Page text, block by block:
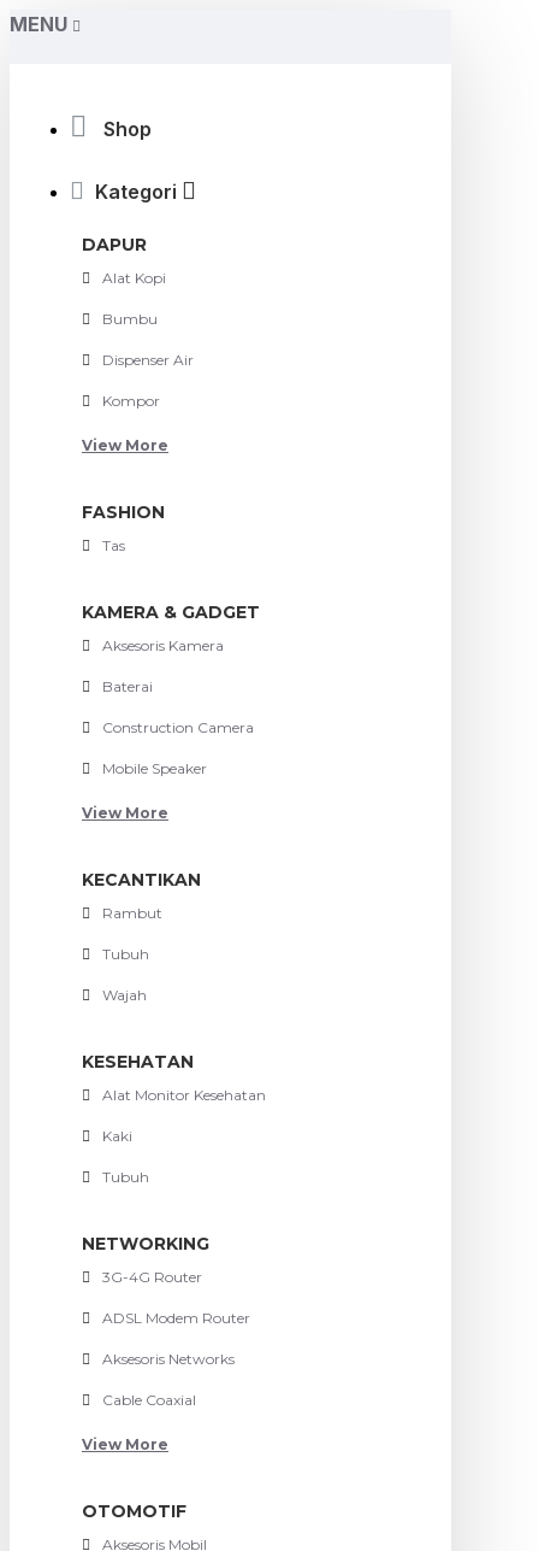
MENU
Shop
Kategori
DAPUR
Alat Kopi
Bumbu
Dispenser Air
Kompor
View More
FASHION
Tas
KAMERA & GADGET
Aksesoris Kamera
Baterai
Construction Camera
Mobile Speaker
View More
KECANTIKAN
Rambut
Tubuh
Wajah
KESEHATAN
Alat Monitor Kesehatan
Kaki
Tubuh
NETWORKING
3G-4G Router
ADSL Modem Router
Aksesoris Networks
Cable Coaxial
View More
OTOMOTIF
Aksesoris Mobil